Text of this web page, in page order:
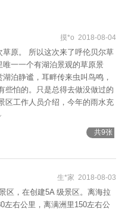
摸*o 2018-08-04
原。 所以这次来了呼伦贝尔草
一一个有湖泊景观的草原景
泊静谧，耳畔传来虫叫鸟鸣，
些怕的。只是总得去做没做过的
区工作人员介绍，今年的雨水充
又又另外一番滋味。 很巧合的
介绍，动人的歌曲，欢快的舞
舞来。 草原上的星空辽阔苍远，
共9张
生*家 2018-08-03
区，在创建5A 级景区。离海拉
左右公里，离满洲里150左右公